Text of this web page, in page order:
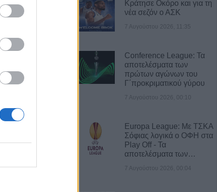
ΝΕΑ
η
για το χρόνιο
Κράτησε Οκόρο και για τη
νέα σεζόν ο ΑΣΚ
7 Αυγούστου 2026, 11:35
Conference League: Τα
αποτελέσματα των
πρώτων αγώνων του
Γ΄προκριματικού γύρου
7 Αυγούστου 2026, 00:10
Europa League: Με ΤΣΚΑ
Σόφιας λογικά ο ΟΦΗ στα
Play Off - Τα
αποτελέσματα των…
7 Αυγούστου 2026, 00:04